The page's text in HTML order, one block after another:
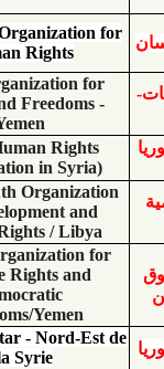
Moroccan
Human
Insan
Rights and
MAF (Human
Organization in
Desert Youth
for Development
Human Rights /
Yemeni
Defense Rights
Democratic
Freedoms/
Congrès Star -
la Syrie